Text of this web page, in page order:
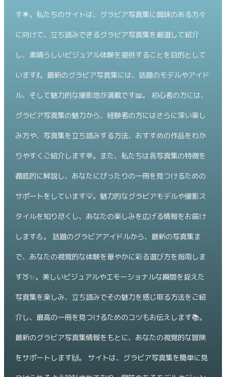
す🌟。私たちのサイトは、グラビア写真集に興味のある方々
に向けて、立ち読みできるグラビア写真集を厳選して紹介
し、素晴らしいビジュアル体験を提供することを目的として
います💃。最新のグラビア写真集には、話題のモデルやアイド
ル、そして魅力的な撮影地が満載です📖。 初心者の方には、
グラビア写真集の魅力から、経験者の方にはさらに深い楽し
み方や、写真集を立ち読みする方法、おすすめの作品をわか
りやすくご紹介します💬。また、私たちは各写真集の特徴を
徹底的に解説し、あなたにぴったりの一冊を見つけるための
サポートをしています💡。魅力的なグラビアモデルや撮影ス
タイルを知り尽くし、あなたの楽しみを広げる情報をお届け
します💪。 話題のグラビアアイドルから、最新の写真集ま
で、あなたの視覚的な体験を華やかに彩る選び方を指南しま
す🍑✨。美しいビジュアルやエモーショナルな瞬間を捉えた
写真集を楽しみ、立ち読みでその魅力を感じ取る方法をご紹
介し、最高の一冊を見つけるためのコツもお伝えします📚。
最新のグラビア写真集情報をもとに、あなたの視覚的な冒険
をサポートします🙌。 サイトは、グラビア写真集を簡単に見